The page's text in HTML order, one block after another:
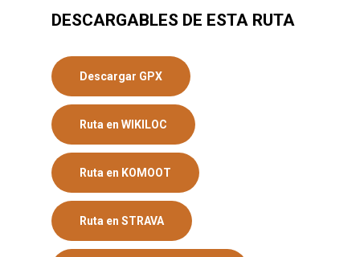
DESCARGABLES DE ESTA RUTA
Descargar GPX
Ruta en WIKILOC
Ruta en KOMOOT
Ruta en STRAVA